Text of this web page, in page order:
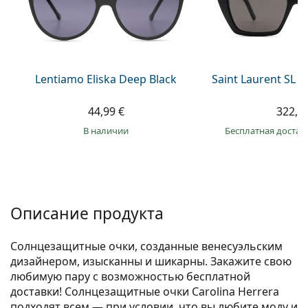
Persol
Prada
Lentiamo Eliska Deep Black
44,99 €
в наличии
Saint Laurent SL
Бесплатная
Описание продукта
Солнцезащитные очки, созданные венесуэльским
дизайнером, изысканны и шикарны. Закажите свою
любимую пару с возможностью бесплатной
доставки! Солнцезащитные очки Carolina Herrera